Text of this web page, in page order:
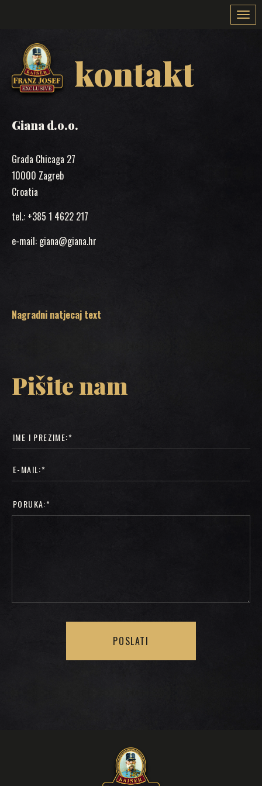
kontakt
Giana d.o.o.
Grada Chicaga 27
10000 Zagreb
Croatia
tel.: +385 1 4622 217
e-mail: giana@giana.hr
Nagradni natjecaj text
Pišite nam
PORUKA:*